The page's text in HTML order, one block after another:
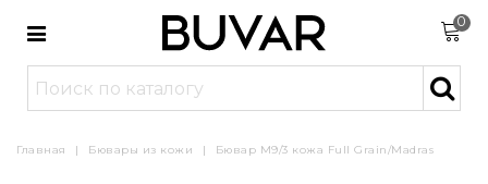
0
Главная | Бювары из кожи | Бювар М9/3 кожа Full Grain/Madras